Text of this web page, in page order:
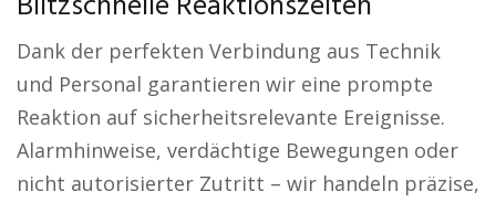
Dank der perfekten Verbindung aus Technik
und Personal garantieren wir eine prompte
Reaktion auf sicherheitsrelevante Ereignisse.
Alarmhinweise, verdächtige Bewegungen oder
nicht autorisierter Zutritt – wir handeln präzise,